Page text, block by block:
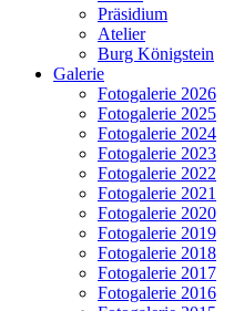
Präsidium
Atelier
Burg Königstein
Galerie
Fotogalerie 2026
Fotogalerie 2025
Fotogalerie 2024
Fotogalerie 2023
Fotogalerie 2022
Fotogalerie 2021
Fotogalerie 2020
Fotogalerie 2019
Fotogalerie 2018
Fotogalerie 2017
Fotogalerie 2016